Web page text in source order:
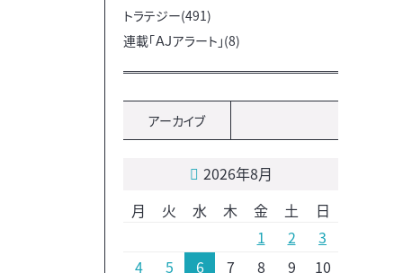
トラテジー(491)
連載「ＡＪアラート」(8)
アーカイブ
2026年8月
月
火 水 木 金 土
日
1
2
3
4
5 6 7 8 9 10